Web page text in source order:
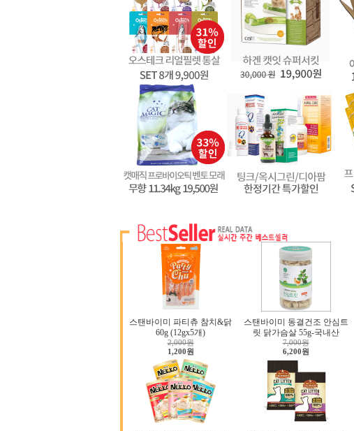
스탠바이미 파티츄 참치&닭
60g (12gx5개)
2,000원
1,200원
스탠바이미 동결건조 안심트
릿 닭가슴살 55g-국내산
7,000원
6,200원